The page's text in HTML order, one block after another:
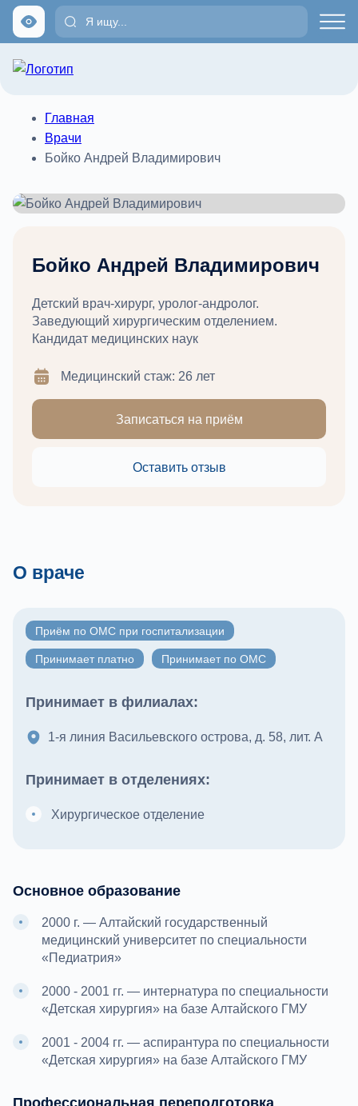
Главная
Врачи
Бойко Андрей Владимирович
Бойко Андрей Владимирович
Детский врач-хирург, уролог-андролог.
Заведующий хирургическим отделением.
Кандидат медицинских наук
Медицинский стаж: 26 лет
Записаться на приём
Оставить отзыв
О враче
Принимает в филиалах:
1-я линия Васильевского острова, д. 58, лит. А
Принимает в отделениях:
Хирургическое отделение
Приём по ОМС при госпитализации
Принимает платно Принимает по ОМС
Основное образование
2000 г. — Алтайский государственный
медицинский университет по специальности
«Педиатрия»
2000 - 2001 гг. — интернатура по специальности
«Детская хирургия» на базе Алтайского ГМУ
2001 - 2004 гг. — аспирантура по специальности
«Детская хирургия» на базе Алтайского ГМУ
Профессиональная переподготовка